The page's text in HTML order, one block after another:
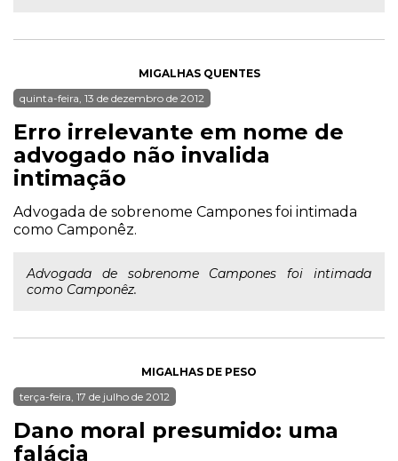
MIGALHAS QUENTES
quinta-feira, 13 de dezembro de 2012
Erro irrelevante em nome de
advogado não invalida
intimação
Advogada de sobrenome Campones foi intimada
como Camponêz.
Advogada de sobrenome Campones foi intimada
como Camponêz.
MIGALHAS DE PESO
terça-feira, 17 de julho de 2012
Dano moral presumido: uma
falácia